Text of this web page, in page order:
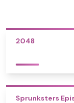
2048
Sprunksters